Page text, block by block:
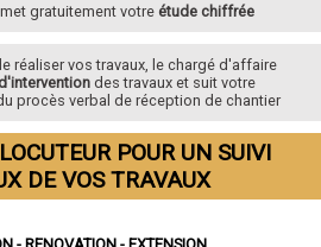
gratuitement votreétude chiffrée
réaliser vos travaux, le chargé d'affaire
des travaux et suit votre
procès verbal de réception de chantier
POUR UN SUIVI
DE VOS TRAVAUX